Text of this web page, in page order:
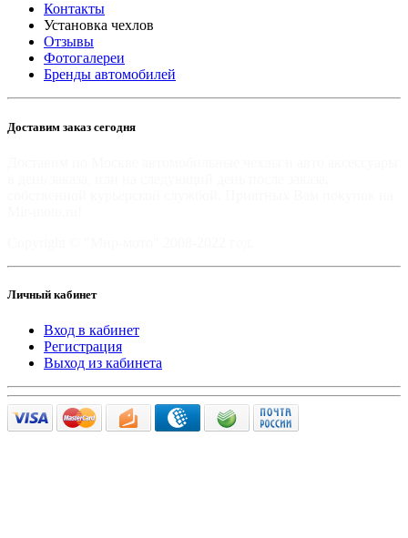
Контакты
Установка чехлов
Отзывы
Фотогалереи
Бренды автомобилей
Доставим заказ сегодня
Личный кабинет
Вход в кабинет
Регистрация
Выход из кабинета